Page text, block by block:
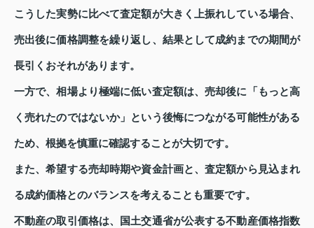
こうした実勢に比べて査定額が大きく上振れしている場合、
売出後に価格調整を繰り返し、結果として成約までの期間が
長引くおそれがあります。
一方で、相場より極端に低い査定額は、売却後に「もっと高
く売れたのではないか」という後悔につながる可能性がある
ため、根拠を慎重に確認することが大切です。
また、希望する売却時期や資金計画と、査定額から見込まれ
る成約価格とのバランスを考えることも重要です。
不動産の取引価格は、国土交通省が公表する不動産価格指数